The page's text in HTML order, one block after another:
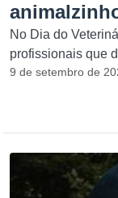
No Dia do
profissionais que
9 de setembro de